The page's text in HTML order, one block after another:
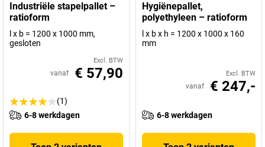
Industriële stapelpallet –
ratioform
l x b = 1200 x 1000 mm,
gesloten
Excl. BTW
vanaf € 57,90
(1)
6-8 werkdagen
Hygiënepallet,
polyethyleen – ratioform
l x b x h = 1200 x 1000 x 160
mm
Excl. BTW
vanaf € 247,-
6-8 werkdagen